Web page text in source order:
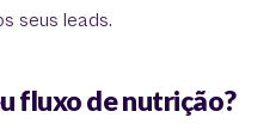
seus leads.
fluxo de nutrição?